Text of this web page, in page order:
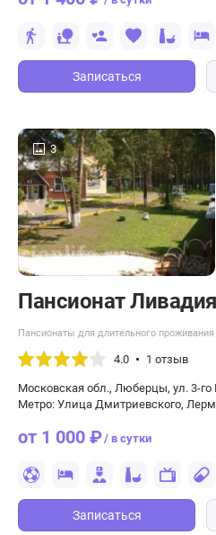
Записаться
3
Пансионат
Пансионаты для длительного проживания
4.0 1 отзыв
Московская обл., Люберцы, ул. 3-
Метро: Улица Дмитриевского,
от 1 000 ₽/ в сутки
Записаться